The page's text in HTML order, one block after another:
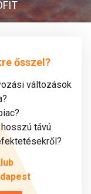
ősszel?
változások
távú